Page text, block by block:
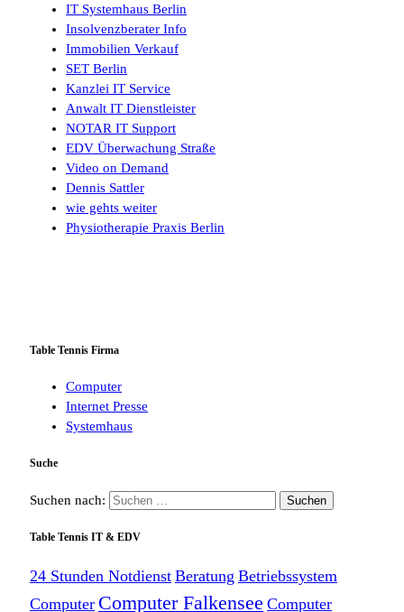
IT Systemhaus Berlin
Insolvenzberater Info
Immobilien Verkauf
SET Berlin
Kanzlei IT Service
Anwalt IT Dienstleister
NOTAR IT Support
EDV Überwachung Straße
Video on Demand
Dennis Sattler
wie gehts weiter
Physiotherapie Praxis Berlin
Table Tennis Firma
Computer
Internet Presse
Systemhaus
Suche
Suchen nach:
Table Tennis IT & EDV
24 Stunden Notdienst Beratung Betriebssystem
Computer Computer Falkensee Computer